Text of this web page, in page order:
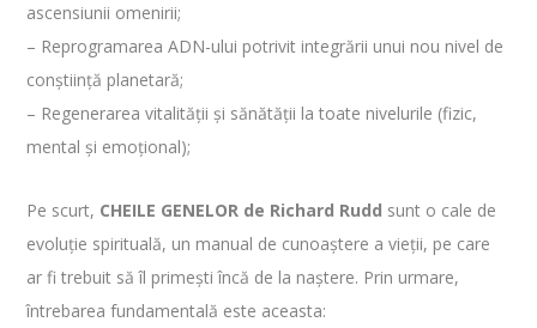
ascensiunii omenirii;
– Reprogramarea ADN-ului potrivit integrării unui nou nivel de
conștiință planetară;
– Regenerarea vitalității și sănătății la toate nivelurile (fizic,
mental și emoțional);
Pe scurt, CHEILE GENELOR de Richard Rudd sunt o cale de
evoluție spirituală, un manual de cunoaștere a vieții, pe care
ar fi trebuit să îl primești încă de la naștere. Prin urmare,
întrebarea fundamentală este aceasta: